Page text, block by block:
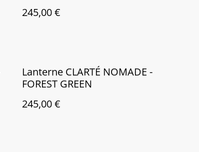
245,00 €
Lanterne CLARTÉ NOMADE -
FOREST GREEN
245,00 €